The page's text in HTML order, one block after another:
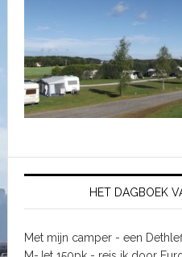
HET DAGBOEK
Met mijn camper - een